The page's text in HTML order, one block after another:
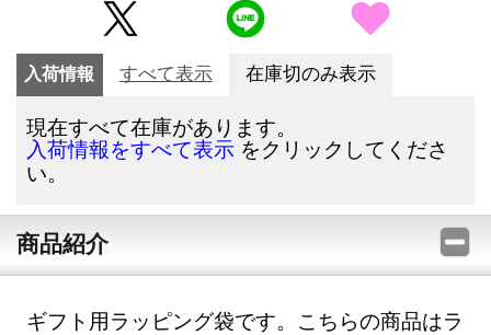
入荷情報 すべて表示 在庫切のみ表示
現在すべて在庫があります。
入荷情報をすべて表示 をクリックしてくださ
い。
商品紹介
ギフト用ラッピング袋です。こちらの商品はラ